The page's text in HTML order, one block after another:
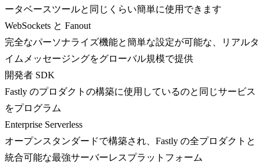
ータベースツールと同じくらい簡単に使用できます
WebSockets と Fanout
完全なパーソナライズ機能と簡単な設定が可能な、リアルタ
イムメッセージングをグローバル規模で提供
開発者 SDK
Fastly のプロダクトの構築に使用しているのと同じサービス
をプログラム
Enterprise Serverless
オープンスタンダードで構築され、Fastly の全プロダクトと
統合可能な最強サーバーレスプラットフォーム